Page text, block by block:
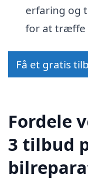
erfaring og
for at træffe
Få et gratis
Fordele
3 tilbud